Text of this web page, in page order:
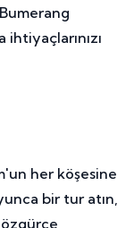
her köşesine
bir tur atın,
özgürce